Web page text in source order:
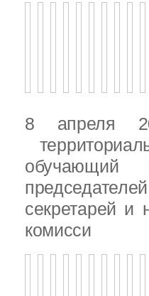
8 апреля
обучающий
секретарей и
комисси